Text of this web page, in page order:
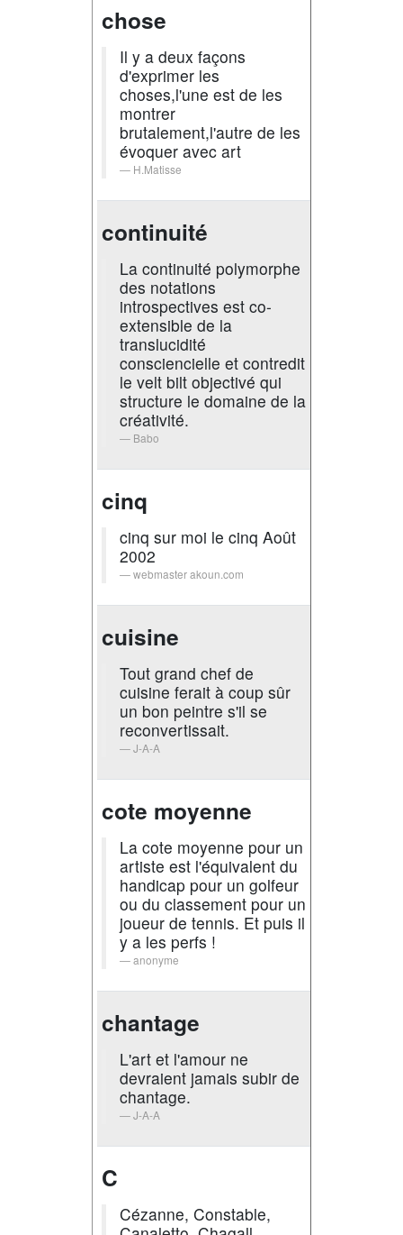
chose
Il y a deux façons
d'exprimer les
choses,l'une est de les
montrer
brutalement,l'autre de les
évoquer avec art
H.Matisse
continuité
La continuité polymorphe
des notations
introspectives est co-
extensible de la
translucidité
consciencielle et contredit
le velt bilt objectivé qui
structure le domaine de la
créativité.
Babo
cinq
cinq sur moi le cinq Août
2002
webmaster akoun.com
cuisine
Tout grand chef de
cuisine ferait à coup sûr
un bon peintre s'il se
reconvertissait.
J-A-A
cote moyenne
La cote moyenne pour un
artiste est l'équivalent du
handicap pour un golfeur
ou du classement pour un
joueur de tennis. Et puis il
y a les perfs !
anonyme
chantage
L'art et l'amour ne
devraient jamais subir de
chantage.
J-A-A
C
Cézanne, Constable,